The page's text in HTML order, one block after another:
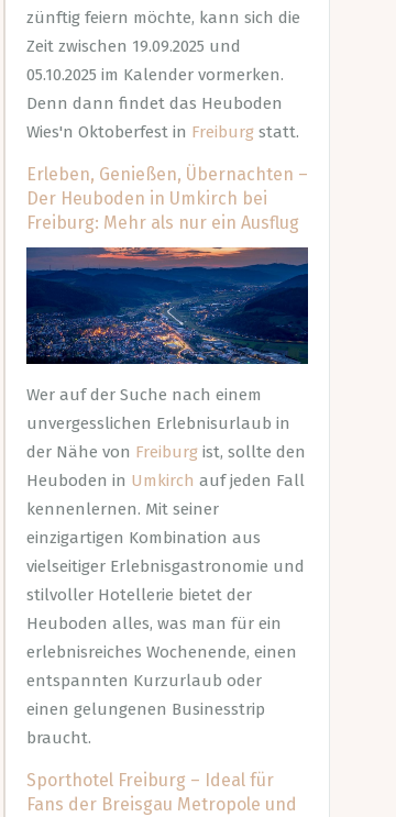
zünftig feiern möchte, kann sich die
Zeit zwischen 19.09.2025 und
05.10.2025 im Kalender vormerken.
Denn dann findet das Heuboden
Wies'n Oktoberfest in Freiburgstatt.
Erleben, Genießen, Übernachten –
Der Heuboden in Umkirch bei
Freiburg: Mehr als nur ein Ausflug
Wer auf der Suche nach einem
unvergesslichen Erlebnisurlaub in
der Nähe von Freiburgist, sollte den
Heuboden in Umkirch auf jeden Fall
kennenlernen. Mit seiner
einzigartigen Kombination aus
vielseitiger Erlebnisgastronomie und
stilvoller Hotellerie bietet der
Heuboden alles, was man für ein
erlebnisreiches Wochenende, einen
entspannten Kurzurlaub oder
einen gelungenen Businesstrip
braucht.
Sporthotel Freiburg – Ideal für
Fans der Breisgau Metropole und